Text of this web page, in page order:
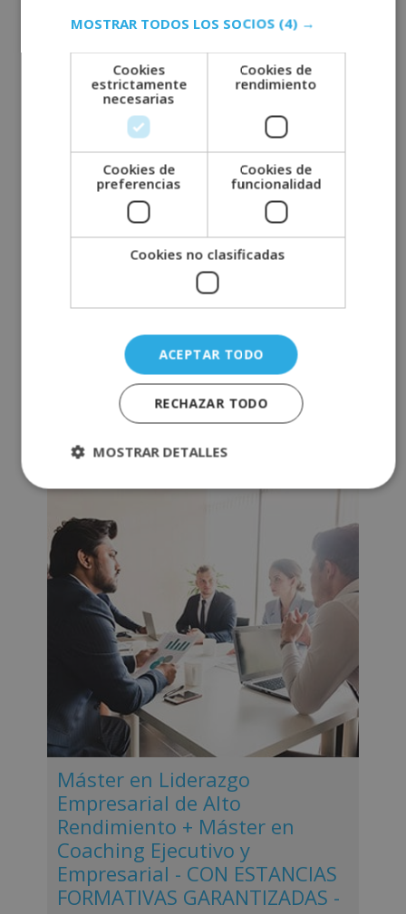
Máster en Nuevas
Tecnologías aplicadas a
Recursos Humanos - CON
ESTANCIAS FORMATIVAS
GARANTIZADAS -
Con el Máster en Nuevas Tecnologías
aplicadas a Recursos Humanos aprenderás a
optimizar e innovar en los departamentos de
selección de personal, planificación laboral y
gestión de talento.
€1.440,00€
Saber más
Máster en Liderazgo
Empresarial de Alto
Rendimiento + Máster en
Coaching Ejecutivo y
Empresarial - CON ESTANCIAS
FORMATIVAS GARANTIZADAS -
MOSTRAR TODOS LOS SOCIOS (4) →
Cookies
estrictamente
necesarias
Cookies de
rendimiento
Cookies de
preferencias
Cookies de
funcionalidad
Cookies no clasificadas
ACEPTAR TODO
RECHAZAR TODO
MOSTRAR DETALLES